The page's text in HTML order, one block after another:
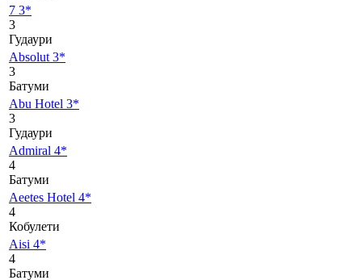
7 3*
3
Гудаури
Absolut 3*
3
Батуми
Abu Hotel 3*
3
Гудаури
Admiral 4*
4
Батуми
Aeetes Hotel 4*
4
Кобулети
Aisi 4*
4
Батуми